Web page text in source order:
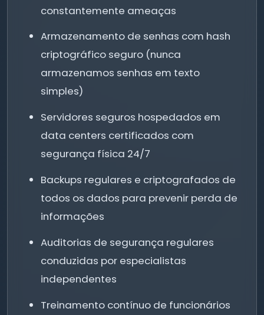
constantemente ameaças
Armazenamento de senhas com hash
criptográfico seguro (nunca
armazenamos senhas em texto
simples)
Servidores seguros hospedados em
data centers certificados com
segurança física 24/7
Backups regulares e criptografados de
todos os dados para prevenir perda de
informações
Auditorias de segurança regulares
conduzidas por especialistas
independentes
Treinamento contínuo de funcionários